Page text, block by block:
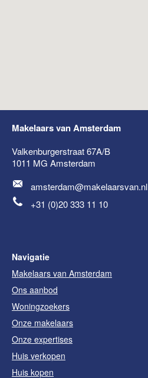
Makelaars van Amsterdam
Valkenburgerstraat 67A/B
1011 MG Amsterdam
amsterdam@makelaarsvan.nl
+31 (0)20 333 11 10
Navigatie
Makelaars van Amsterdam
Ons aanbod
Woningzoekers
Onze makelaars
Onze expertises
Huis verkopen
Huis kopen